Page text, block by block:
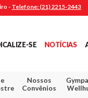
- Telefone: (21) 2215-2443
SE NOTÍCIAS
Nossos
Convênios